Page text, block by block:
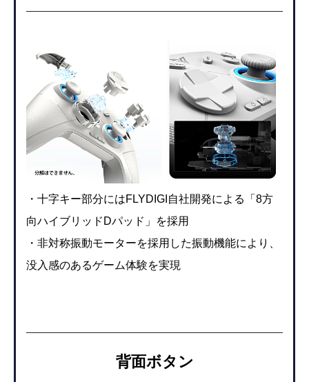
・十字キー部分にはFLYDIGI自社開発による「8方
向ハイブリッドDパッド」を採用
・非対称振動モーターを採用した振動機能により、
没入感のあるゲーム体験を実現
背面ボタン